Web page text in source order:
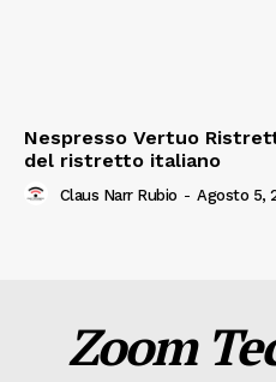
Nespresso Vertuo
del ristretto italiano
Claus Narr Rubio - Agosto 5,
Zoom